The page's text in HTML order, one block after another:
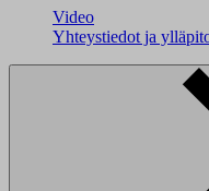
Video
Yhteystiedot ja